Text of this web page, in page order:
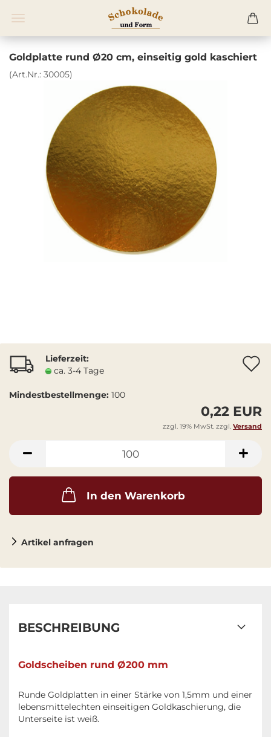
Goldplatte rund Ø20 cm, einseitig gold kaschiert
(Art.Nr.: 30005)
Lieferzeit:
ca. 3-4 Tage
Mindestbestellmenge: 100
0,22 EUR
zzgl. 19% MwSt. zzgl. Versand
In den Warenkorb
Artikel anfragen
BESCHREIBUNG
Goldscheiben rund Ø200 mm
Runde Goldplatten in einer Stärke von 1,5mm und einer
lebensmittelechten einseitigen Goldkaschierung, die
Unterseite ist weiß.